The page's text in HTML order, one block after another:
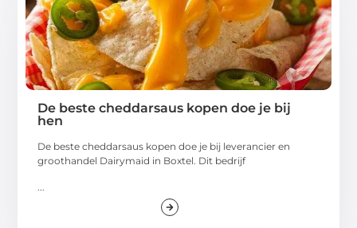
De beste cheddarsaus kopen doe je bij
hen
De beste cheddarsaus kopen doe je bij leverancier en
groothandel Dairymaid in Boxtel. Dit bedrijf